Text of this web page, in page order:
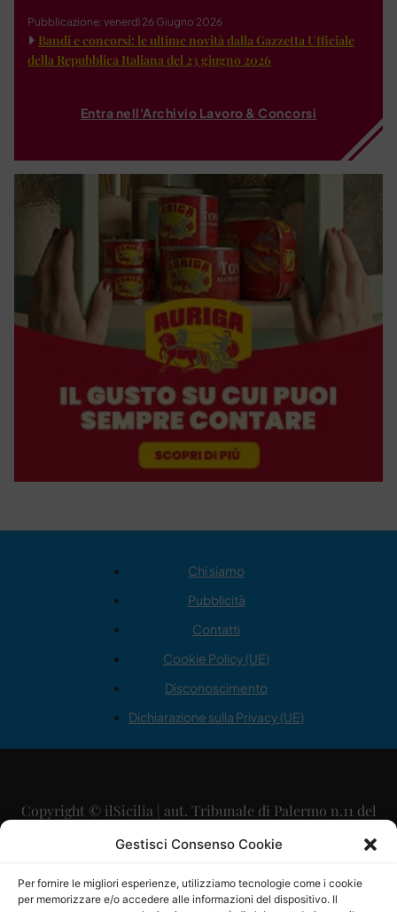
Gestisci Consenso Cookie
Per fornire le migliori esperienze, utilizziamo tecnologie come i cookie
per memorizzare e/o accedere alle informazioni del dispositivo. Il
Pubblicazione: venerdì 26 Giugno 2026
Bandi e concorsi: le ultime novità dalla Gazzetta Ufficiale
della Repubblica Italiana del 23 giugno 2026
Entra nell'Archivio Lavoro & Concorsi
Chi siamo
Pubblicità
Contatti
Cookie Policy (UE)
Disconoscimento
Dichiarazione sulla Privacy (UE)
Copyright © ilSicilia | aut. Tribunale di Palermo n.11 del
29/09/2015